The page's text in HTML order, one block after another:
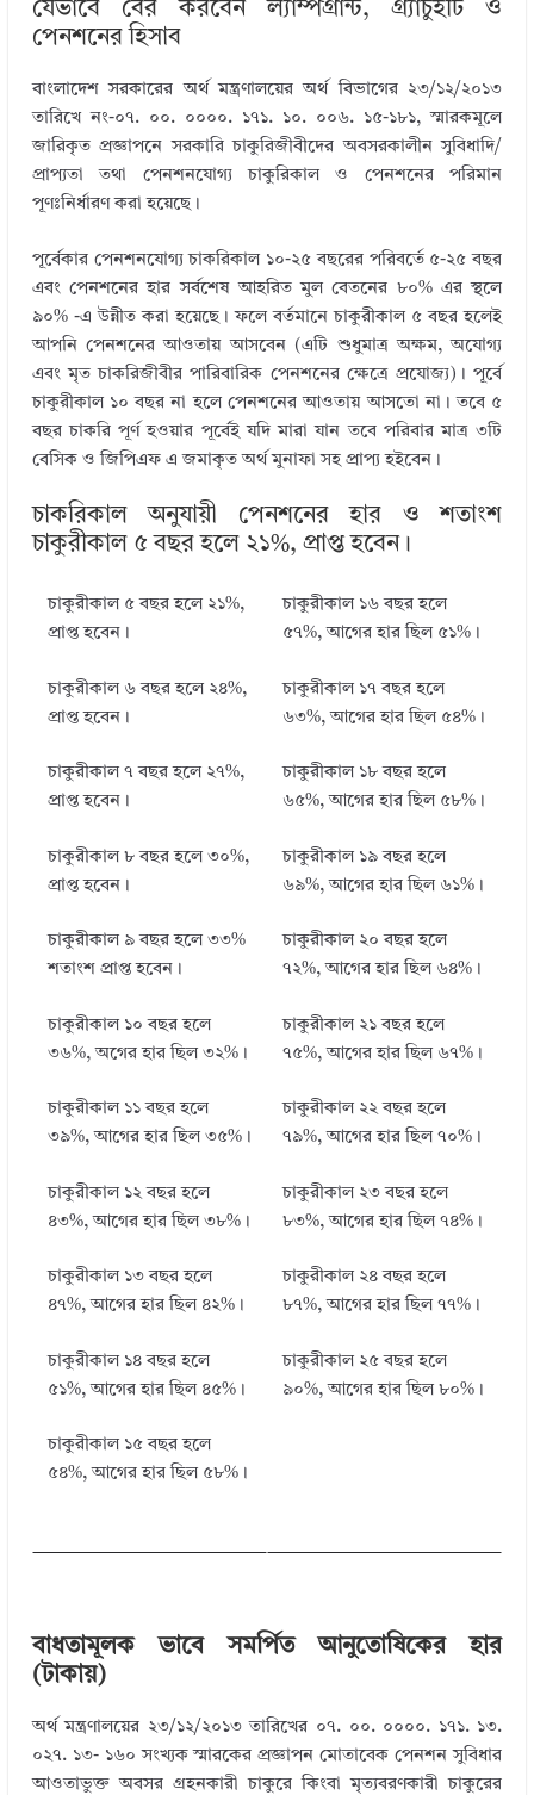
যেভাবে বের করবেন ল্যাম্পগ্রান্ট, গ্র্যাচুইটি ও
পেনশনের হিসাব
বাংলাদেশ সরকারের অর্থ মন্ত্রণালয়ের অর্থ বিভাগের ২৩/১২/২০১৩
তারিখে নং-০৭. ০০. ০০০০. ১৭১. ১০. ০০৬. ১৫-১৮১, স্মারকমূলে
জারিকৃত প্রজ্ঞাপনে সরকারি চাকুরিজীবীদের অবসরকালীন সুবিধাদি/
প্রাপ্যতা তথা পেনশনযোগ্য চাকুরিকাল ও পেনশনের পরিমান
পূণঃনির্ধারণ করা হয়েছে।
পূর্বেকার পেনশনযোগ্য চাকরিকাল ১০-২৫ বছরের পরিবর্তে ৫-২৫ বছর
এবং পেনশনের হার সর্বশেষ আহরিত মুল বেতনের ৮০% এর স্থলে
৯০% -এ উন্নীত করা হয়েছে। ফলে বর্তমানে চাকুরীকাল ৫ বছর হলেই
আপনি পেনশনের আওতায় আসবেন (এটি শুধুমাত্র অক্ষম, অযোগ্য
এবং মৃত চাকরিজীবীর পারিবারিক পেনশনের ক্ষেত্রে প্রযোজ্য)। পূর্বে
চাকুরীকাল ১০ বছর না হলে পেনশনের আওতায় আসতো না। তবে ৫
বছর চাকরি পূর্ণ হওয়ার পূর্বেই যদি মারা যান তবে পরিবার মাত্র ৩টি
বেসিক ও জিপিএফ এ জমাকৃত অর্থ মুনাফা সহ প্রাপ্য হইবেন।
চাকরিকাল অনুযায়ী পেনশনের হার ও শতাংশ
চাকুরীকাল ৫ বছর হলে ২১%, প্রাপ্ত হবেন।
চাকুরীকাল ৫ বছর হলে ২১%,
প্রাপ্ত হবেন।
চাকুরীকাল ৬ বছর হলে ২৪%,
প্রাপ্ত হবেন।
চাকুরীকাল ৭ বছর হলে ২৭%,
প্রাপ্ত হবেন।
চাকুরীকাল ৮ বছর হলে ৩০%,
প্রাপ্ত হবেন।
চাকুরীকাল ৯ বছর হলে ৩৩%
শতাংশ প্রাপ্ত হবেন।
চাকুরীকাল ১০ বছর হলে
৩৬%, অগের হার ছিল ৩২%।
চাকুরীকাল ১১ বছর হলে
৩৯%, আগের হার ছিল ৩৫%।
চাকুরীকাল ১২ বছর হলে
৪৩%, আগের হার ছিল ৩৮%।
চাকুরীকাল ১৩ বছর হলে
৪৭%, আগের হার ছিল ৪২%।
চাকুরীকাল ১৪ বছর হলে
৫১%, আগের হার ছিল ৪৫%।
চাকুরীকাল ১৫ বছর হলে
৫৪%, আগের হার ছিল ৫৮%।
চাকুরীকাল ১৬ বছর হলে
৫৭%, আগের হার ছিল ৫১%।
চাকুরীকাল ১৭ বছর হলে
৬৩%, আগের হার ছিল ৫৪%।
চাকুরীকাল ১৮ বছর হলে
৬৫%, আগের হার ছিল ৫৮%।
চাকুরীকাল ১৯ বছর হলে
৬৯%, আগের হার ছিল ৬১%।
চাকুরীকাল ২০ বছর হলে
৭২%, আগের হার ছিল ৬৪%।
চাকুরীকাল ২১ বছর হলে
৭৫%, আগের হার ছিল ৬৭%।
চাকুরীকাল ২২ বছর হলে
৭৯%, আগের হার ছিল ৭০%।
চাকুরীকাল ২৩ বছর হলে
৮৩%,আগের হার ছিল ৭৪%।
চাকুরীকাল ২৪ বছর হলে
৮৭%, আগের হার ছিল ৭৭%।
চাকুরীকাল ২৫ বছর হলে
৯০%, আগের হার ছিল ৮০%।
বাধতামূলক ভাবে সমর্পিত আনুতোষিকের হার
(টাকায়)
অর্থ মন্ত্রণালয়ের ২৩/১২/২০১৩ তারিখের ০৭. ০০. ০০০০. ১৭১. ১৩.
০২৭. ১৩- ১৬০ সংখ্যক স্মারকের প্রজ্ঞাপন মোতাবেক পেনশন সুবিধার
আওতাভুক্ত অবসর গ্রহনকারী চাকুরে কিংবা মৃত্যবরণকারী চাকুরের